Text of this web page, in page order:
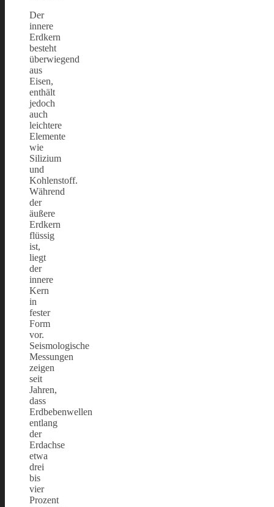
Der
innere
Erdkern
besteht
überwiegend
aus
Eisen,
enthält
jedoch
auch
leichtere
Elemente
wie
Silizium
und
Kohlenstoff.
Während
der
äußere
Erdkern
flüssig
ist,
liegt
der
innere
Kern
in
fester
Form
vor.
Seismologische
Messungen
zeigen
seit
Jahren,
dass
Erdbebenwellen
entlang
der
Erdachse
etwa
drei
bis
vier
Prozent